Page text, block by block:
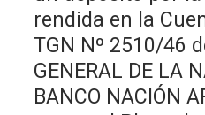
rendida en la
TGN Nº 2510/46
GENERAL DE LA
BANCO NACIÓN